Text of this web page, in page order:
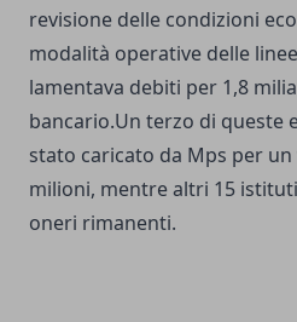
revisione delle condizioni
modalità operative delle
lamentava debiti per 1,8
bancario.Un terzo di queste
stato caricato da Mps per
milioni, mentre altri 15
oneri rimanenti.